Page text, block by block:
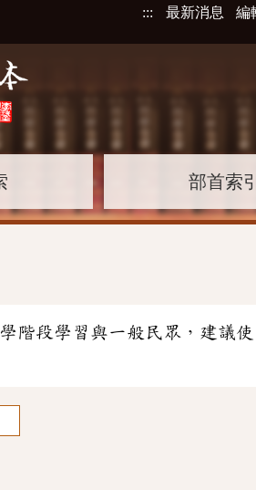
::: 最新消息 編
部首索引
學階段學習與一般民眾，建議